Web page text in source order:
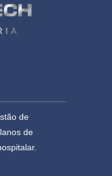
de
de